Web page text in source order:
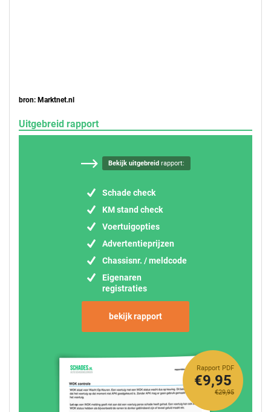
bron: Marktnet.nl
Uitgebreid rapport
Bekijk uitgebreidrapport:
Schade check
KM stand check
Voertuigopties
Advertentieprijzen
Chassisnr. / meldcode
Eigenaren
registraties
bekijk rapport
Rapport PDF
€29,95
€9,95